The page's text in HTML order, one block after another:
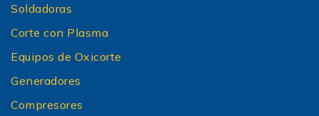
Soldadoras
Corte con Plasma
Equipos de Oxicorte
Generadores
Compresores